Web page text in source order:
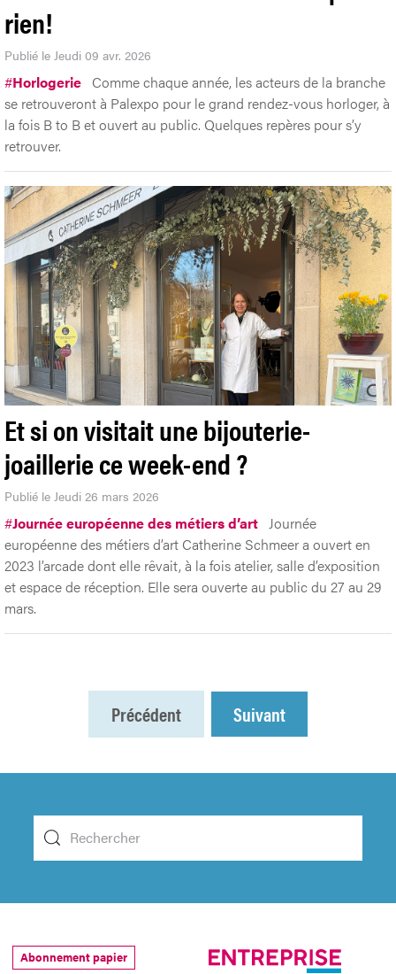
rien!
Publié le Jeudi 09 avr. 2026
#Horlogerie Comme chaque année, les acteurs de la branche
se retrouveront à Palexpo pour le grand rendez-vous horloger, à
la fois B to B et ouvert au public. Quelques repères pour s’y
retrouver.
Et si on visitait une bijouterie-
joaillerie ce week-end ?
Publié le Jeudi 26 mars 2026
#Journée européenne des métiers d’art Journée
européenne des métiers d’art Catherine Schmeer a ouvert en
2023 l’arcade dont elle rêvait, à la fois atelier, salle d’exposition
et espace de réception. Elle sera ouverte au public du 27 au 29
mars.
Précédent Suivant
Abonnement papier